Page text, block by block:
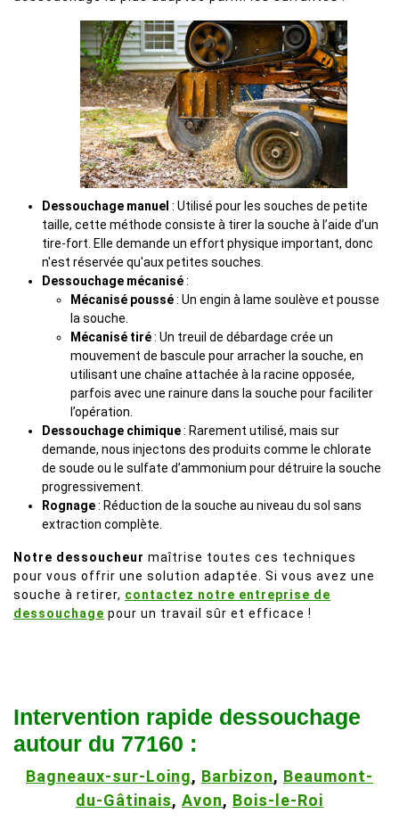
Dessouchage manuel : Utilisé pour les souches de petite
taille, cette méthode consiste à tirer la souche à l’aide d’un
tire-fort. Elle demande un effort physique important, donc
n'est réservée qu'aux petites souches.
Dessouchage mécanisé:
Mécanisé poussé: Un engin à lame soulève et pousse
la souche.
Mécanisé tiré: Un treuil de débardage crée un
mouvement de bascule pour arracher la souche, en
utilisant une chaîne attachée à la racine opposée,
parfois avec une rainure dans la souche pour faciliter
l’opération.
Dessouchage chimique: Rarement utilisé, mais sur
demande, nous injectons des produits comme le chlorate
de soude ou le sulfate d’ammonium pour détruire la souche
progressivement.
Rognage: Réduction de la souche au niveau du sol sans
extraction complète.
Notre dessoucheur maîtrise toutes ces techniques
pour vous offrir une solution adaptée. Si vous avez une
souche à retirer, contactez notre entreprise de
dessouchage pour un travail sûr et efficace !
Intervention rapide dessouchage
autour du 77160 :
Bagneaux-sur-Loing, Barbizon, Beaumont-
du-Gâtinais, Avon, Bois-le-Roi